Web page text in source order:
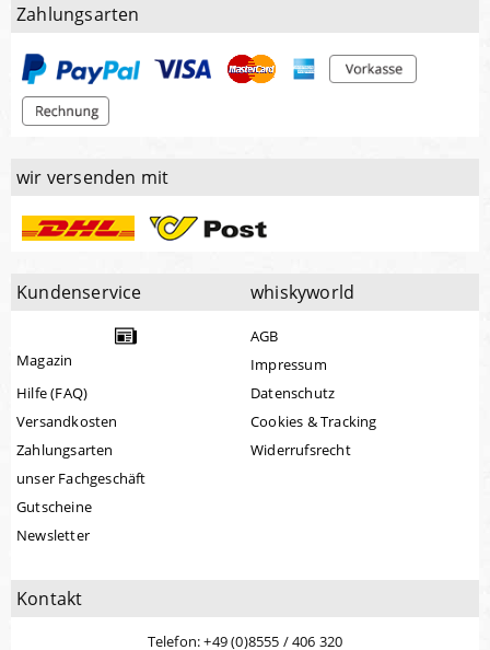
Zahlungsarten
wir versenden mit
Kundenservice
Magazin
Hilfe (FAQ)
Versandkosten
Zahlungsarten
unser Fachgeschäft
Gutscheine
Newsletter
whiskyworld
AGB
Impressum
Datenschutz
Cookies & Tracking
Widerrufsrecht
Kontakt
Telefon: +49 (0)8555 / 406 320